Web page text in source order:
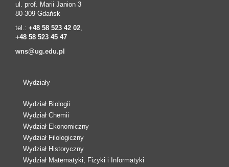
ul. prof. Marii Janion 3
80-309 Gdańsk
tel.: +48 58 523 42 02,
+48 58 523 45 47
wns@ug.edu.pl
Wydziały
Wydział Biologii
Wydział Chemii
Wydział Ekonomiczny
Wydział Filologiczny
Wydział Historyczny
Wydział Matematyki, Fizyki i Informatyki